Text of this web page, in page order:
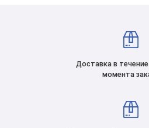
Доставка в
момента